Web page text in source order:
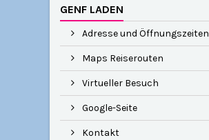
GENF LADEN
Adresse und Öffnungszeiten
Maps Reiserouten
Virtueller Besuch
Google-Seite
Kontakt